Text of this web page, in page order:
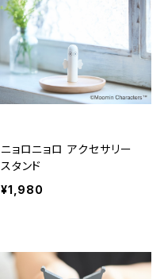
ニョロニョロ アクセサリー
スタンド
¥1,980